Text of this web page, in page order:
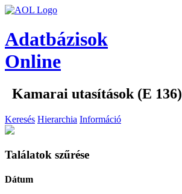
Adatbázisok
Online
Kamarai utasítások (E 136)
Keresés Hierarchia Információ
Találatok szűrése
Dátum